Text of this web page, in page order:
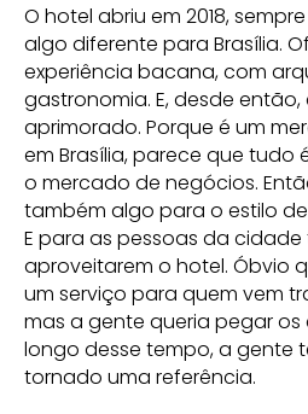
O hotel abriu em 2018,
algo diferente para Brasília.
experiência bacana, com
gastronomia. E, desde
aprimorado. Porque é um
em Brasília, parece que
o mercado de negócios.
também algo para o estilo
E para as pessoas da
aproveitarem o hotel. Óbvio
um serviço para quem vem
mas a gente queria pegar os
longo desse tempo, a gente
tornado uma referência.